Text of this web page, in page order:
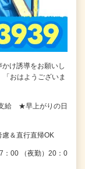
け誘導をお願いし
おはようございま
給 ★早上がりの日
＆直行直帰OK
：00 （夜勤）20：0